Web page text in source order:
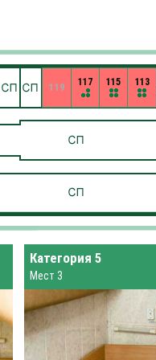
113
115
117
119
Категория 5
Мест 3